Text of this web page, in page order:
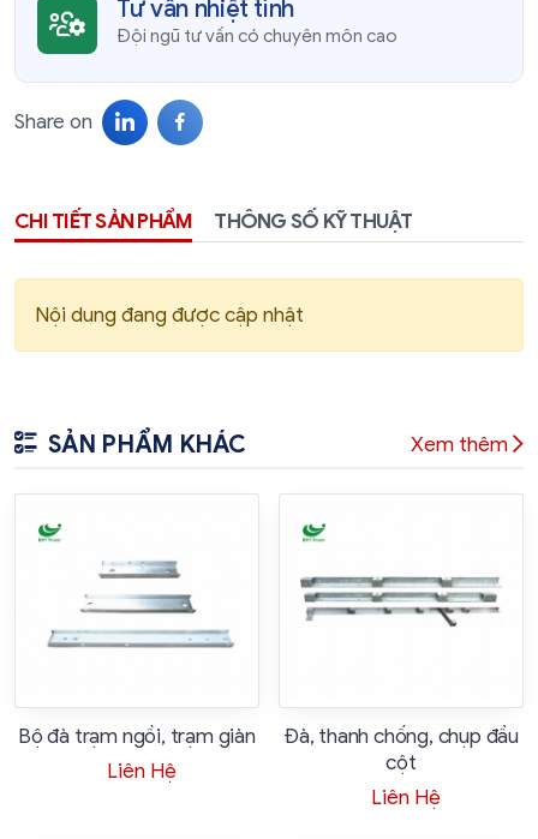
Tư vấn nhiệt tình
Đội ngũ tư vấn có chuyên môn cao
Share on
CHI TIẾT SẢN PHẨM THÔNG SỐ KỸ THUẬT
Nội dung đang được cập nhật
SẢN PHẨM KHÁC Xem thêm
Bộ đà trạm ngồi, trạm giàn
Liên Hệ
Đà, thanh chống, chụp đầu
cột
Liên Hệ